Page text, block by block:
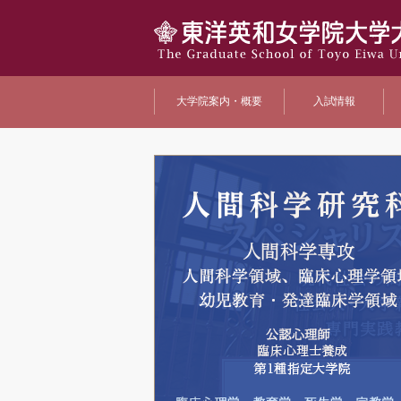
大学院案内・概要 入試情報